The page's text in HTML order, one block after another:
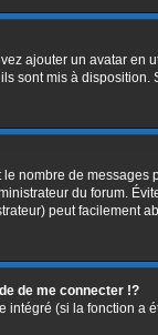
ajouter un avatar
sont mis à
nombre de
du forum.
peut facilement
de me connecter !?
(si la fonction